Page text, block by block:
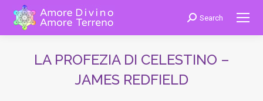
Cerca:Search
LA PROFEZIA DI CELESTINO –
JAMES REDFIELD